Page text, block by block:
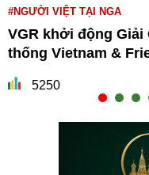
#NGƯỜI VIỆT TẠI NGA
VGR khởi động Giải
thống Vietnam &
5250